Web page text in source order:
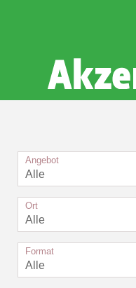
Sophia Care
Angebot
Alle
Ort
Alle
Format
Alle